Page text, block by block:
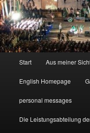
Start Aus meiner
English Homepage
personal messages
Die Leistungsabteilung